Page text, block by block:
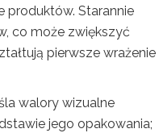
produktów. Starannie
co może zwiększyć
pierwsze wrażenie
walory wizualne
jego opakowania;